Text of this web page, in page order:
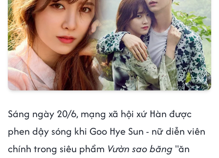
Sáng ngày 20/6, mạng xã hội xứ Hàn được
phen dậy sóng khi Goo Hye Sun - nữ diễn viên
chính trong siêu phẩm Vườn sao băng "ăn